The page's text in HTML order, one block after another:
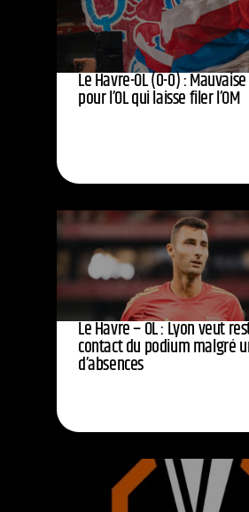
Le Havre-OL (0-0) :
pour l’OL qui laisse filer l’OM
Le Havre – OL : Lyon veut
contact du podium malgré
d’absences